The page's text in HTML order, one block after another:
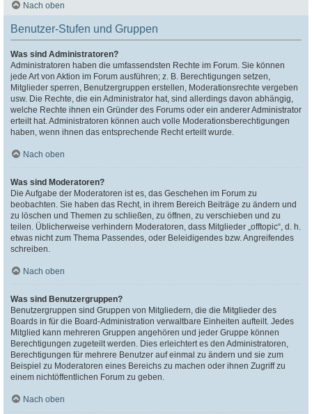
Nach oben
Benutzer-Stufen und Gruppen
Was sind Administratoren?
Administratoren haben die umfassendsten Rechte im Forum. Sie können
jede Art von Aktion im Forum ausführen; z. B. Berechtigungen setzen,
Mitglieder sperren, Benutzergruppen erstellen, Moderationsrechte vergeben
usw. Die Rechte, die ein Administrator hat, sind allerdings davon abhängig,
welche Rechte ihnen ein Gründer des Forums oder ein anderer Administrator
erteilt hat. Administratoren können auch volle Moderationsberechtigungen
haben, wenn ihnen das entsprechende Recht erteilt wurde.
Nach oben
Was sind Moderatoren?
Die Aufgabe der Moderatoren ist es, das Geschehen im Forum zu
beobachten. Sie haben das Recht, in ihrem Bereich Beiträge zu ändern und
zu löschen und Themen zu schließen, zu öffnen, zu verschieben und zu
teilen. Üblicherweise verhindern Moderatoren, dass Mitglieder „offtopic“, d. h.
etwas nicht zum Thema Passendes, oder Beleidigendes bzw. Angreifendes
schreiben.
Nach oben
Was sind Benutzergruppen?
Benutzergruppen sind Gruppen von Mitgliedern, die die Mitglieder des
Boards in für die Board-Administration verwaltbare Einheiten aufteilt. Jedes
Mitglied kann mehreren Gruppen angehören und jeder Gruppe können
Berechtigungen zugeteilt werden. Dies erleichtert es den Administratoren,
Berechtigungen für mehrere Benutzer auf einmal zu ändern und sie zum
Beispiel zu Moderatoren eines Bereichs zu machen oder ihnen Zugriff zu
einem nichtöffentlichen Forum zu geben.
Nach oben